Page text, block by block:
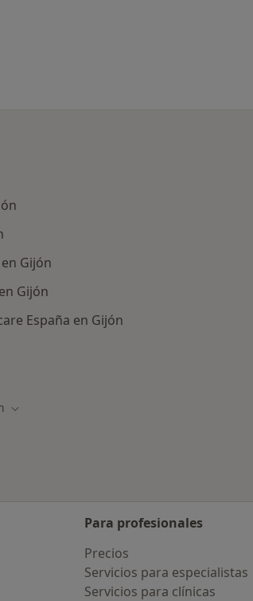
Gijón
Gijón
España en Gijón
ciudad
Cambiar de ciudad
Para profesionales
Precios
Servicios para especialistas
Servicios para clínicas